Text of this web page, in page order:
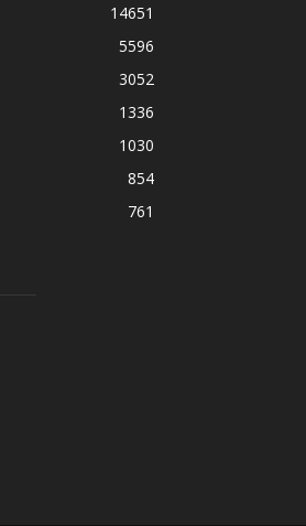
14651
5596
3052
1336
1030
854
761